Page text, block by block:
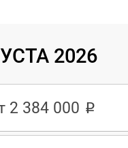
2026
2 384 000